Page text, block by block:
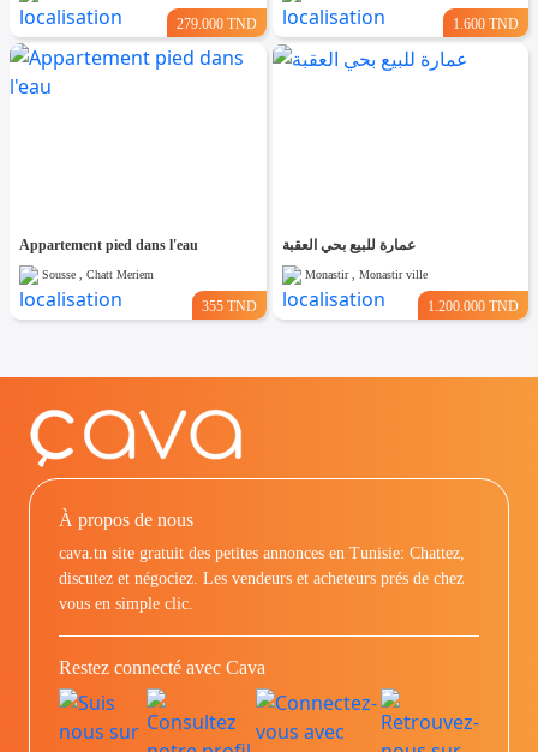
279.000 TND 1.600 TND
Appartement pied dans l'eau
Sousse , Chatt Meriem
355 TND
عمارة للبيع بحي العقبة
Monastir , Monastir ville
1.200.000 TND
À propos de nous
cava.tn site gratuit des petites annonces en Tunisie: Chattez,
discutez et négociez. Les vendeurs et acheteurs prés de chez
vous en simple clic.
Restez connecté avec Cava